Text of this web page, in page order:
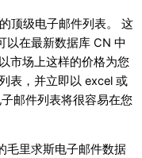
顶级电子邮件列表。 这
以在最新数据库 CN 中
市场上这样的价格为您
表，并立即以 excel 或
邮件列表将很容易在您
毛里求斯电子邮件数据